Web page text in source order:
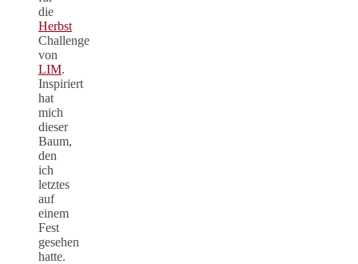
die
Herbst
Challenge
von
LIM.
Inspiriert
hat
mich
dieser
Baum,
den
ich
letztes
auf
einem
Fest
gesehen
hatte.